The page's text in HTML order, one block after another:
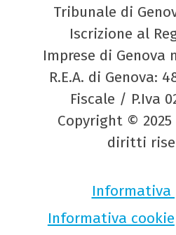
Tribunale di
Iscrizione al
Imprese di Genova
R.E.A. di Genova:
Fiscale / P.Iva
Copyright ©
diritti
Informativa
Informativa cookie